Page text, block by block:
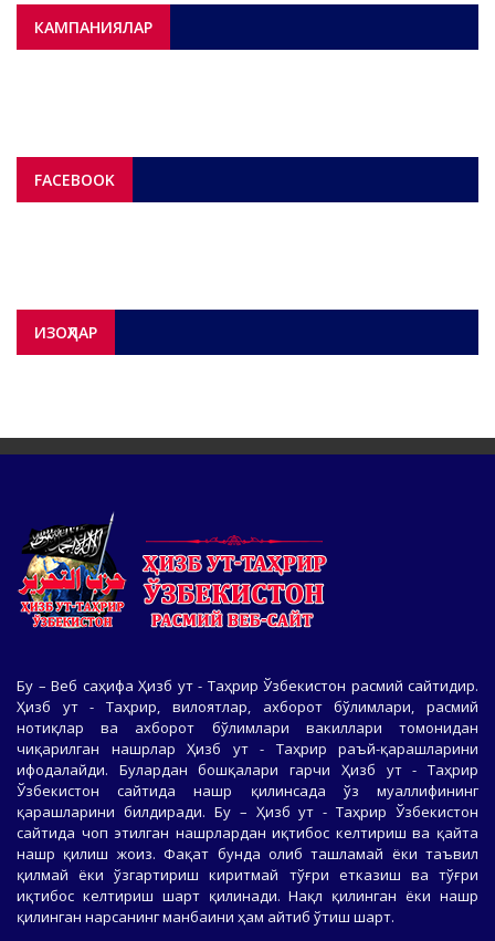
КАМПАНИЯЛАР
FACEBOOK
ИЗОҲЛАР
Бу – Веб саҳифа Ҳизб ут - Таҳрир Ўзбекистон расмий сайтидир.
Ҳизб ут - Таҳрир, вилоятлар, ахборот бўлимлари, расмий
нотиқлар ва ахборот бўлимлари вакиллари томонидан
чиқарилган нашрлар Ҳизб ут - Таҳрир раъй-қарашларини
ифодалайди. Булардан бошқалари гарчи Ҳизб ут - Таҳрир
Ўзбекистон сайтида нашр қилинсада ўз муаллифининг
қарашларини билдиради. Бу – Ҳизб ут - Таҳрир Ўзбекистон
сайтида чоп этилган нашрлардан иқтибос келтириш ва қайта
нашр қилиш жоиз. Фақат бунда олиб ташламай ёки таъвил
қилмай ёки ўзгартириш киритмай тўғри етказиш ва тўғри
иқтибос келтириш шарт қилинади. Нақл қилинган ёки нашр
қилинган нарсанинг манбаини ҳам айтиб ўтиш шарт.